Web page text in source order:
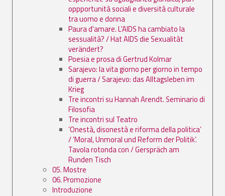
oppportunità sociali e diversità culturale
tra uomo e donna
Paura d'amare. L'AIDS ha cambiato la
sessualità? / Hat AIDS die Sexualitàt
verändert?
Poesia e prosa di Gertrud Kolmar
Sarajevo: la vita giorno per giorno in tempo
di guerra / Sarajevo: das Alltagsleben im
Krieg
Tre incontri su Hannah Arendt. Seminario di
Filosofia
Tre incontri sul Teatro
’Onestà, disonestà e riforma della politica’
/ ’Moral, Unmoral und Reform der Politik’.
Tavola rotonda con / Gerspräch am
Runden Tisch
05. Mostre
06. Promozione
Introduzione